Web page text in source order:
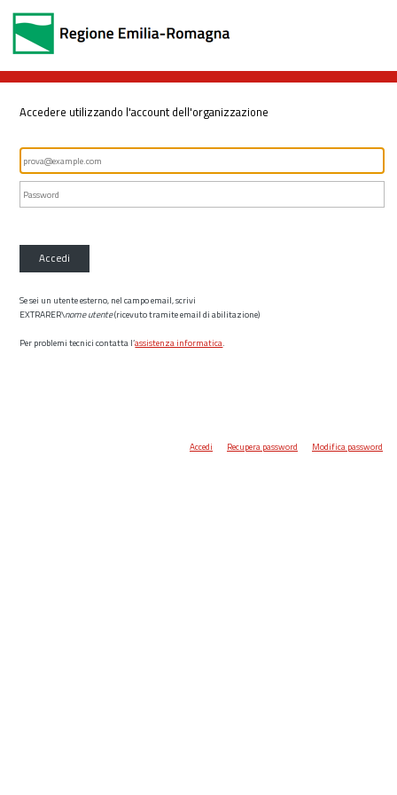
Accedere utilizzando l'account dell'organizzazione
Accedi
Se sei un utente esterno, nel campo email, scrivi
EXTRARER\nome utente(ricevuto tramite email di abilitazione)
Per problemi tecnici contatta l’assistenza informatica.
Accedi Recupera password Modifica password